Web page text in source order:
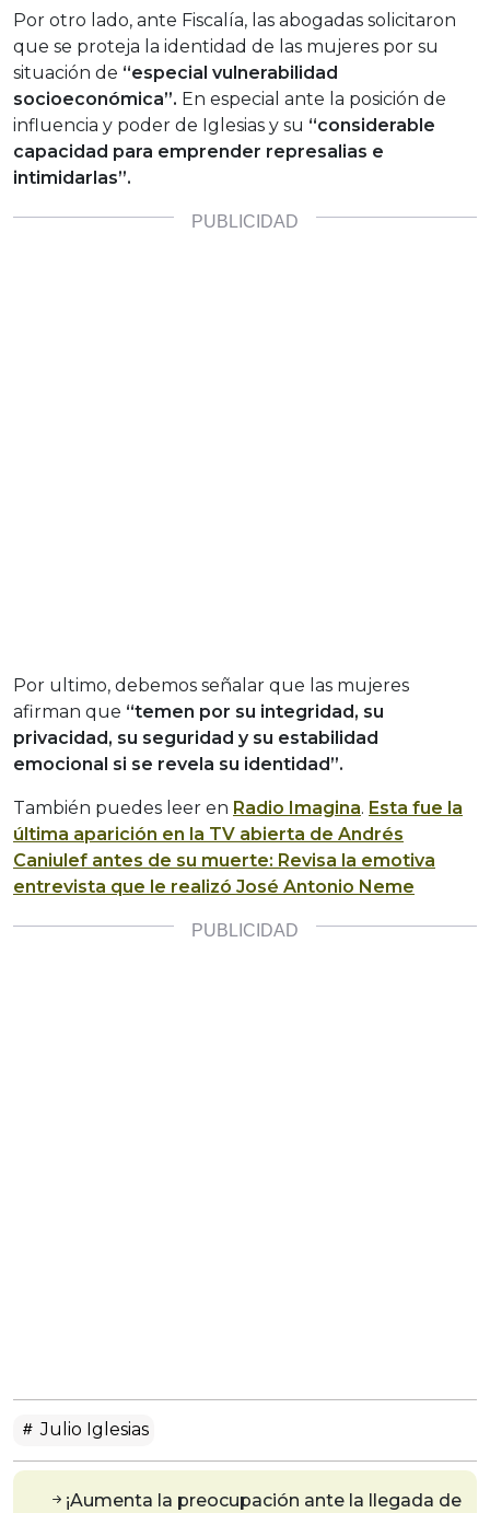
Por otro lado, ante Fiscalía, las abogadas solicitaron
que se proteja la identidad de las mujeres por su
situación de “especial vulnerabilidad
socioeconómica”. En especial ante la posición de
influencia y poder de Iglesias y su “considerable
capacidad para emprender represalias e
intimidarlas”.
Por ultimo, debemos señalar que las mujeres
afirman que “temen por su integridad, su
privacidad, su seguridad y su estabilidad
emocional si se revela su identidad”.
También puedes leer en Radio Imagina. Esta fue la
última aparición en la TV abierta de Andrés
Caniulef antes de su muerte: Revisa la emotiva
entrevista que le realizó José Antonio Neme
Julio Iglesias
¡Aumenta la preocupación ante la llegada de